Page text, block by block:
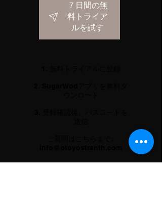
７日間の無
料トライア
ルを試す